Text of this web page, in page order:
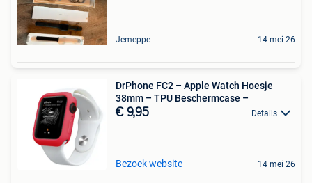
Jemeppe 14 mei 26
DrPhone FC2 – Apple Watch Hoesje
38mm – TPU Beschermcase –
€ 9,95 Details
Bezoek website 14 mei 26